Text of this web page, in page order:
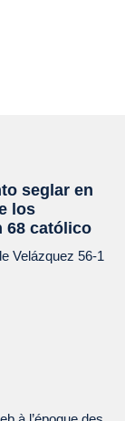
seglar en
los
68 católico
Velázquez 56-1